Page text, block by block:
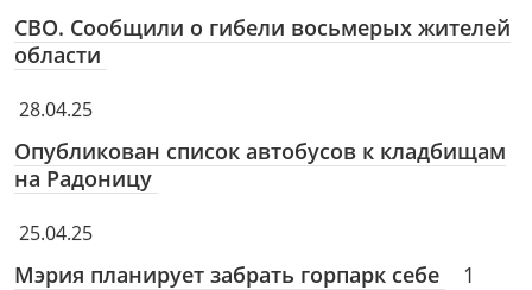
СВО. Сообщили о гибели восьмерых жителей
области
28.04.25
Опубликован список автобусов к кладбищам
на Радоницу
25.04.25
Мэрия планирует забрать горпарк себе 1